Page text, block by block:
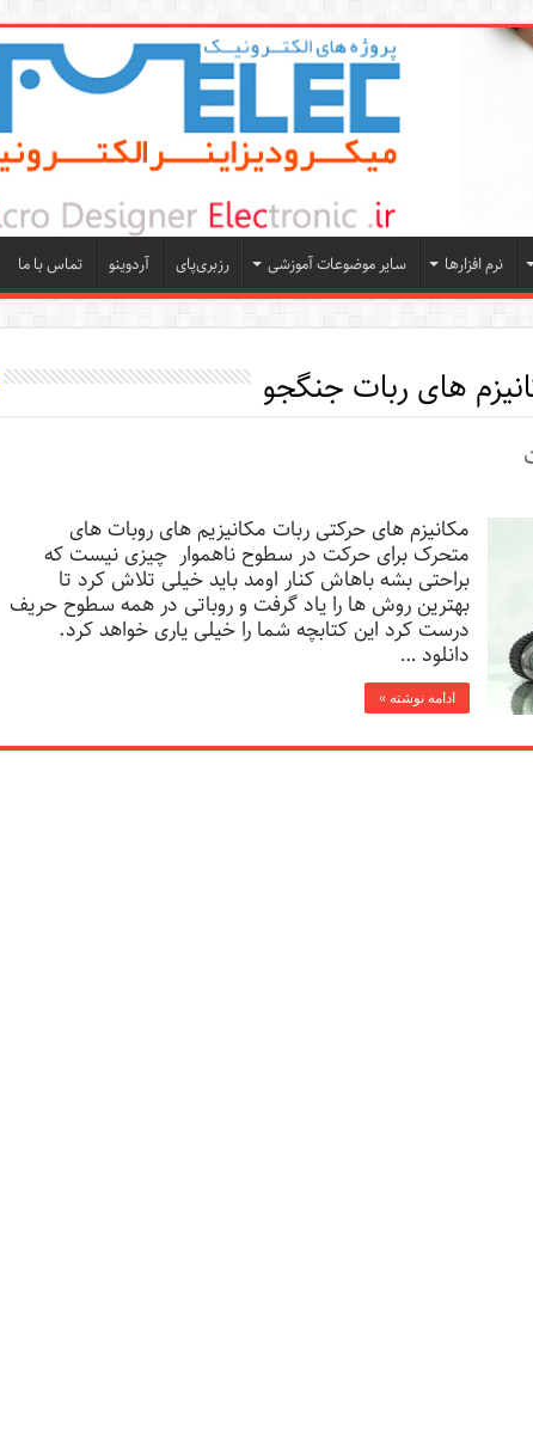
نرم افزارها سایر موضوعات آموزشی رزبری‌پای آردوینو تماس با ما
های ربات جنگجو
مکانیزم های حرکتی ربات مکانیزیم های روبات های
متحرک برای حرکت در سطوح ناهموار چیزی نیست که
براحتی بشه باهاش کنار اومد باید خیلی تلاش کرد تا
بهترین روش ها را یاد گرفت و روباتی در همه سطوح حریف
درست کرد این کتابچه شما را خیلی یاری خواهد کرد.
دانلود …
ادامه نوشته »